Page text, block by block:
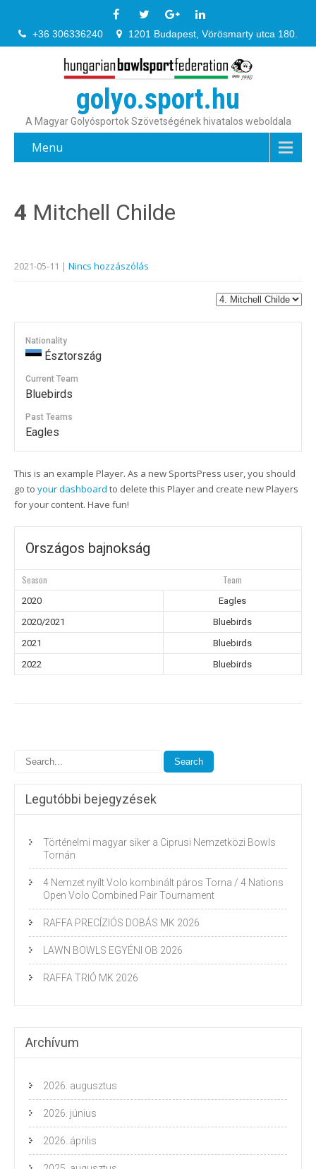
+36 306336240 1201 Budapest, Vörösmarty utca 180.
golyo.sport.hu
A Magyar Golyósportok Szövetségének hivatalos weboldala
Menu
4 Mitchell Childe
2021-05-11 | Nincs hozzászólás
Nationality
Észtország
Current Team
Bluebirds
Past Teams
Eagles
This is an example Player. As a new SportsPress user, you should
go to your dashboard to delete this Player and create new Players
for your content. Have fun!
Országos bajnokság
Season Team
2020
Eagles
2020/2021
Bluebirds
2021
Bluebirds
2022
Bluebirds
navigation
Legutóbbi bejegyzések
Történelmi magyar siker a Ciprusi Nemzetközi Bowls
Tornán
4 Nemzet nyílt Volo kombinált páros Torna / 4 Nations
Open Volo Combined Pair Tournament
RAFFA PRECÍZIÓS DOBÁS MK 2026
LAWN BOWLS EGYÉNI OB 2026
RAFFA TRIÓ MK 2026
Archívum
2026. augusztus
2026. június
2026. április